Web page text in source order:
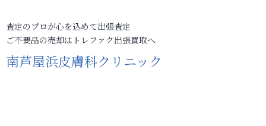
査定のプロが心を込めて出張査定
ご不要品の売却はトレファク出張買取へ
南芦屋浜皮膚科クリニック